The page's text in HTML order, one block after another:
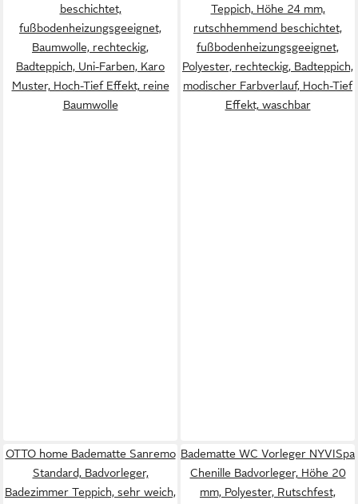
beschichtet,
fußbodenheizungsgeeignet,
Baumwolle, rechteckig,
Badteppich, Uni-Farben, Karo
Muster, Hoch-Tief Effekt, reine
Baumwolle
Teppich, Höhe 24 mm,
rutschhemmend beschichtet,
fußbodenheizungsgeeignet,
Polyester, rechteckig, Badteppich,
modischer Farbverlauf, Hoch-Tief
Effekt, waschbar
OTTO home Badematte Sanremo
Standard, Badvorleger,
Badezimmer Teppich, sehr weich,
Badematte WC Vorleger NYVISpa
Chenille Badvorleger, Höhe 20
mm, Polyester, Rutschfest,